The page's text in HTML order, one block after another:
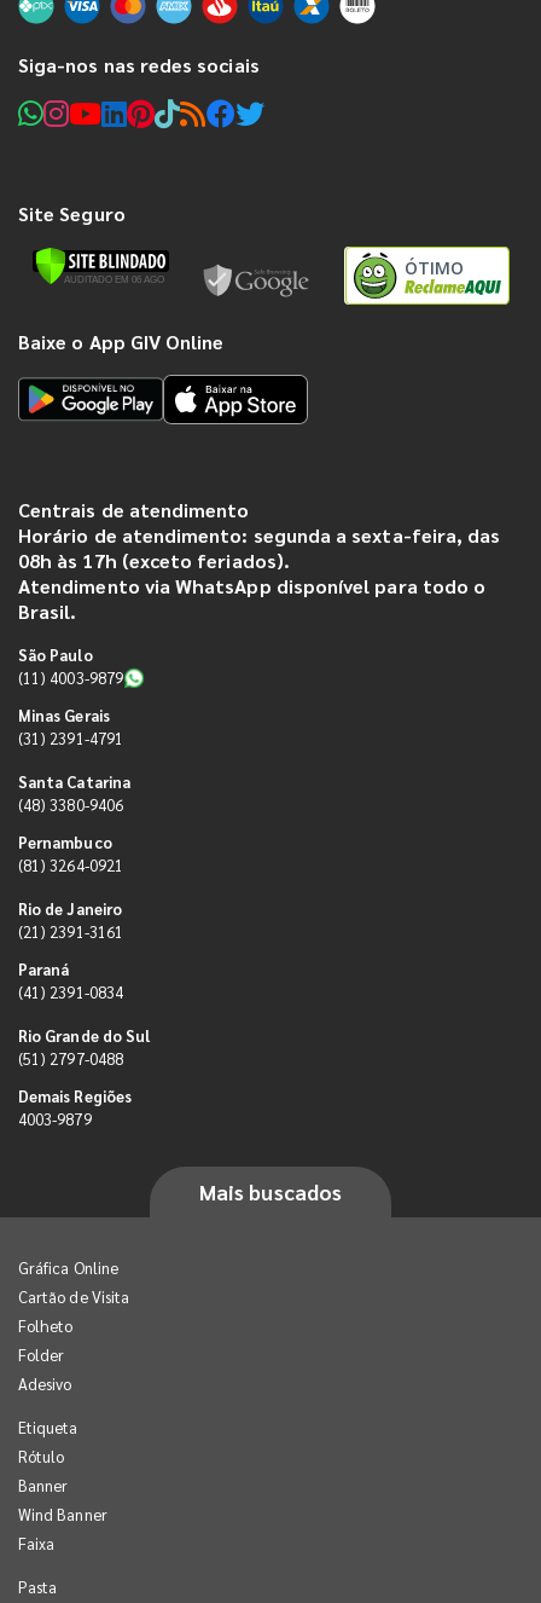
Siga-nos nas redes sociais
Site Seguro
ÓTIMO
Baixe o App GIV Online
Centrais de atendimento
Horário de atendimento: segunda a sexta-feira, das
08h às 17h (exceto feriados).
Atendimento via WhatsApp disponível para todo o
Brasil.
São Paulo
(11) 4003-9879
Minas Gerais
(31) 2391-4791
Santa Catarina
(48) 3380-9406
Pernambuco
(81) 3264-0921
Rio de Janeiro
(21) 2391-3161
Paraná
(41) 2391-0834
Rio Grande do Sul
(51) 2797-0488
Demais Regiões
4003-9879
Mais buscados
Gráfica Online
Cartão de Visita
Folheto
Folder
Adesivo
Etiqueta
Rótulo
Banner
Wind Banner
Faixa
Pasta